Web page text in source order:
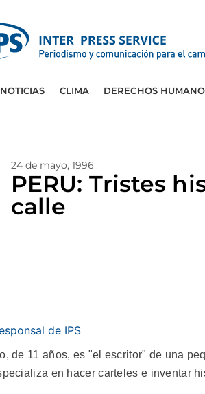
CLIMA DERECHOS
24 de mayo, 1996
PERU: Tristes
calle
de IPS
de 11 años, es "el escritor" de una
en hacer carteles e inventar